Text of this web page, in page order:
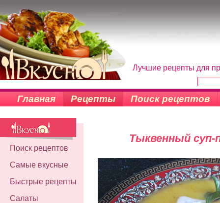
Лучшие рецепты для
Главная Рецепты Поиск рецептов
Поиск рецептов
Самые вкусные
Быстрые рецепты
Салаты
Тыквенный